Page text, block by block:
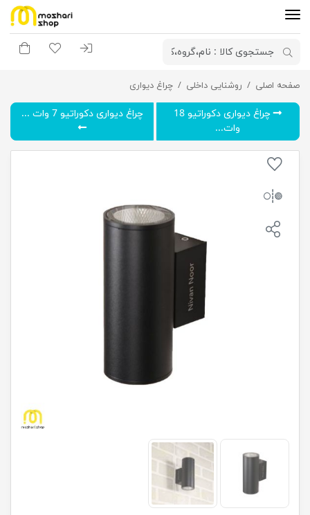
ورود به سیستم
لیست موردسبد
صفحه اصلی روشنایی داخلی چراغ دیواری چراغ دیواری دکوراتیو 14 وات نیوان نور مدل دلتا
چراغ دیواری دکوراتیو 18
وات...
چراغ دیواری دکوراتیو 7 وات ...